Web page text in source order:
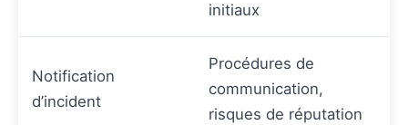
initiaux
Notification
d’incident
Procédures de
communication,
risques de réputation